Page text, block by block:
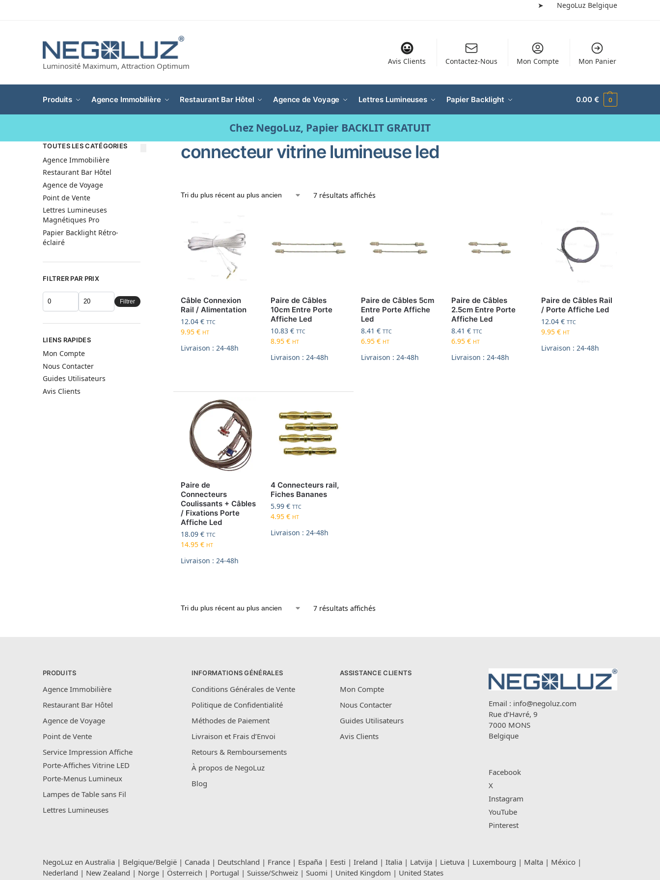
➤ NegoLuz Belgique
Luminosité Maximum, Attraction Optimum
Avis Clients Contactez-Nous Mon Compte Mon Panier
Produits Agence Immobilière Restaurant Bar Hôtel Agence de Voyage Lettres Lumineuses Papier Backlight 0.00€ 0
Chez NegoLuz, Papier BACKLIT GRATUIT
connecteur vitrine lumineuse led
7 résultats affichés
Câble Connexion
Rail / Alimentation
12.04 € TTC
9.95 € HT
Livraison : 24-48h
Paire de Câbles
10cm Entre Porte
Affiche Led
10.83€ TTC
8.95€ HT
Livraison : 24-48h
Paire de Câbles 5cm
Entre Porte Affiche
Led
8.41€ TTC
6.95€ HT
Livraison : 24-48h
Paire de Câbles
2.5cm Entre Porte
Affiche Led
8.41 € TTC
6.95 € HT
Livraison : 24-48h
Paire de Câbles Rail
/ Porte Affiche Led
12.04€ TTC
9.95€ HT
Livraison : 24-48h
Paire de
Connecteurs
Coulissants + Câbles
/ Fixations Porte
Affiche Led
18.09 € TTC
14.95 € HT
Livraison : 24-48h
4 Connecteurs rail,
Fiches Bananes
5.99€ TTC
4.95€ HT
Livraison : 24-48h
7 résultats affichés
TOUTES LES CATÉGORIES
Agence Immobilière
Restaurant Bar Hôtel
Agence de Voyage
Point de Vente
Lettres Lumineuses
Magnétiques Pro
Papier Backlight Rétro-
éclairé
FILTRER PAR PRIX
Filtrer
LIENS RAPIDES
Mon Compte
Nous Contacter
Guides Utilisateurs
Avis Clients
PRODUITS
Agence Immobilière
Restaurant Bar Hôtel
Agence de Voyage
Point de Vente
Service Impression Affiche
Porte-Affiches Vitrine LED
Porte-Menus Lumineux
Lampes de Table sans Fil
Lettres Lumineuses
INFORMATIONS GÉNÉRALES
Conditions Générales de Vente
Politique de Confidentialité
Méthodes de Paiement
Livraison et Frais d’Envoi
Retours & Remboursements
À propos de NegoLuz
Blog
ASSISTANCE CLIENTS
Mon Compte
Nous Contacter
Guides Utilisateurs
Avis Clients
Email : info@negoluz.com
Rue d’Havré, 9
7000 MONS
Belgique
Facebook
X
Instagram
YouTube
Pinterest
NegoLuz en Australia | Belgique/België | Canada | Deutschland | France | España | Eesti | Ireland | Italia | Latvija | Lietuva | Luxembourg | Malta | México |
Nederland | New Zealand | Norge | Österreich | Portugal | Suisse/Schweiz | Suomi | United Kingdom | United States